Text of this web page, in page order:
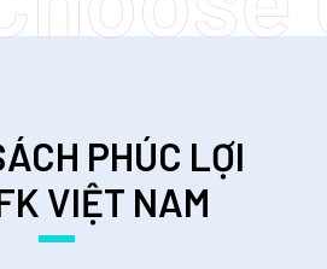
PHÚC LỢI
VIỆT NAM